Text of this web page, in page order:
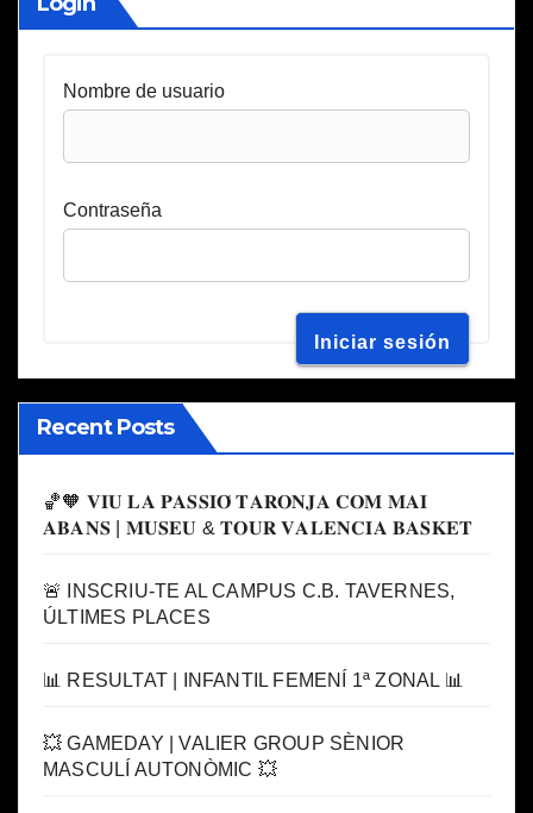
Nombre de usuario
Contraseña
Recent Posts
🏀🧡 𝐕𝐈𝐔 𝐋𝐀 𝐏𝐀𝐒𝐒𝐈𝐎́ 𝐓𝐀𝐑𝐎𝐍𝐉𝐀 𝐂𝐎𝐌 𝐌𝐀𝐈
𝐀𝐁𝐀𝐍𝐒 | 𝐌𝐔𝐒𝐄𝐔 & 𝐓𝐎𝐔𝐑 𝐕𝐀𝐋𝐄𝐍𝐂𝐈𝐀 𝐁𝐀𝐒𝐊𝐄𝐓
🚨 INSCRIU-TE AL CAMPUS C.B. TAVERNES,
ÚLTIMES PLACES
📊 RESULTAT | INFANTIL FEMENÍ 1ª ZONAL 📊
💥 GAMEDAY | VALIER GROUP SÈNIOR
MASCULÍ AUTONÒMIC 💥